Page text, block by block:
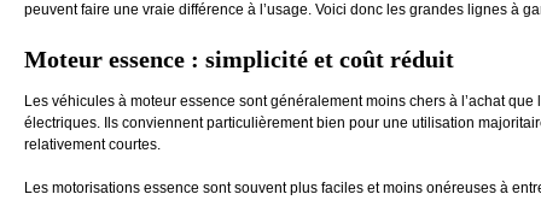
peuvent faire une vraie différence à l’usage. Voici donc les grandes lignes à
Moteur essence : simplicité et coût réduit
Les véhicules à moteur essence sont généralement moins chers à l’achat
électriques. Ils conviennent particulièrement bien pour une utilisation
relativement courtes.
Les motorisations essence sont souvent plus faciles et moins onéreuses à